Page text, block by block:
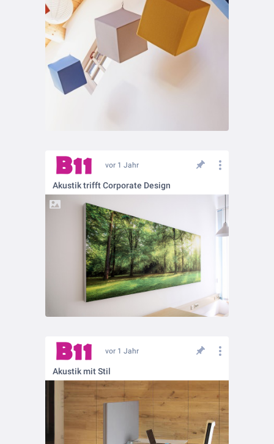
vor 1 Jahr
Akustik trifft Corporate Design
vor 1 Jahr
Akustik mit Stil